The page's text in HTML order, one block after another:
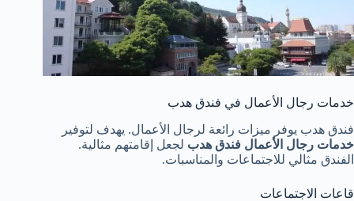
خدمات رجال الأعمال في فندق هدب
فندق هدب يوفر ميزات رائعة لرجال الأعمال. يهدف لتوفير
خدمات رجال الأعمال فندق هدب لجعل إقامتهم مثالية.
الفندق مثالي للاجتماعات والمناسبات.
قاعات الاجتماعات